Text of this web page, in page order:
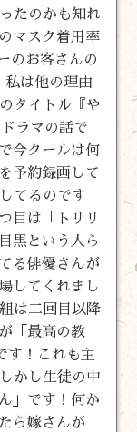
たのかも知れ
マスク着用率
のお客さんの
私は他の理由
タイトル『や
ラマの話で
今クールは何
予約録画して
てるのです
目は「トリリ
黒という人ら
る俳優さんが
してくれまし
は二回目以降
「最高の教
す！これも主
かし生徒の中
」です！何か
ら嫁さんが